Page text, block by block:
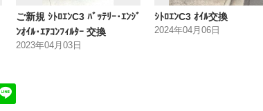
ご新規 ｼﾄﾛｴﾝC3 ﾊﾞｯﾃﾘｰ･ｴﾝｼﾞ
ﾝｵｲﾙ･ｴｱｺﾝﾌｨﾙﾀｰ 交換
2023年04月03日
ｼﾄﾛｴﾝC3 ｵｲﾙ交換
2024年04月06日